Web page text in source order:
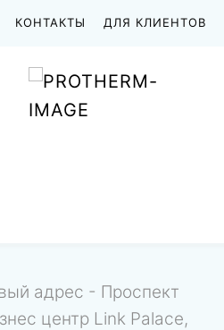
КОНТАКТЫ ДЛЯ КЛИЕНТОВ
адрес - Проспект
центр Link Palace,